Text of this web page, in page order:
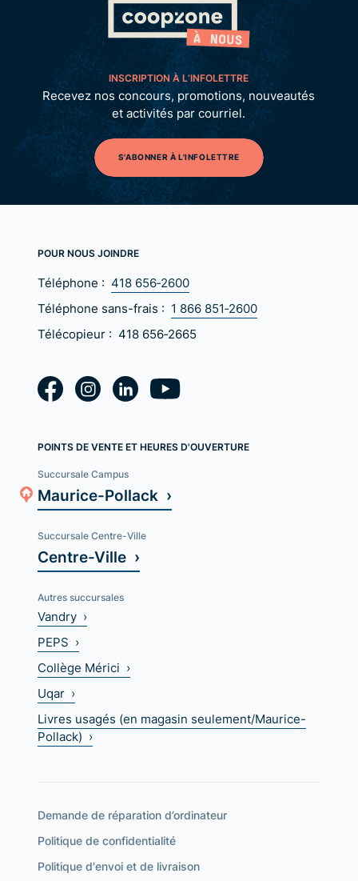
INSCRIPTION À L’INFOLETTRE
Recevez nos concours, promotions, nouveautés
et activités par courriel.
S'ABONNER À L'INFOLETTRE
POUR NOUS JOINDRE
Téléphone : 418 656‑2600
Téléphone sans-frais : 1 866 851‑2600
Télécopieur : 418 656‑2665
POINTS DE VENTE ET HEURES D'OUVERTURE
Succursale Campus
Maurice-Pollack ›
Succursale Centre-Ville
Centre-Ville ›
Autres succursales
Vandry ›
PEPS ›
Collège Mérici ›
Uqar ›
Livres usagés (en magasin seulement/Maurice-
Pollack) ›
Demande de réparation d’ordinateur
Politique de confidentialité
Politique d'envoi et de livraison